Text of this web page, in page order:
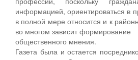
информацией, ориентироваться в
в полной мере относится и к
во многом зависит формирование
общественного мнения.
Газета была и остается